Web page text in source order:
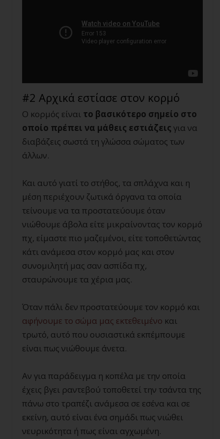
#2 Αρχικά εστίασε στον κορμό
Ο κορμός είναι το βασικότερο σημείο στο
οποίο πρέπει να μάθεις εστιάζεις για να
διαβάζεις σωστά τη γλώσσα σώματος των
άλλων.
Και αυτό γιατί το στήθος, τα σπλάχνα και η
μέση περιέχουν ζωτικά όργανα τα οποία
τείνουμε να τα προστατεύουμε όταν
νιώθουμε άβολα είτε μικραίνοντας τον κορμό
πχ, είμαστε πιο μαζεμένοι, είτε τοποθετώντας
κάτι ανάμεσα στον κορμό μας και στον
συνομιλητή μας σαν ασπίδα πχ,
σταυρώνουμε τα χέρια μας.
Όταν πάλι δεν προστατεύουμε τον κορμό και
αφήνουμε το σώμα μας εκτεθειμένο και
τρωτό, αυτό που ουσιαστικά εκπέμπουμε
είναι πως νιώθουμε άνετα.
Αν για παράδειγμα η κοπέλα με την οποία
έχεις βγει ραντεβού τοποθετεί την τσάντα της
πάνω στο τραπέζι ανάμεσα σε εσένα και σε
εκείνη, αυτό είναι ένα σημάδι πως νιώθει
νευρικότητα ή πως είναι αγχωμένη.